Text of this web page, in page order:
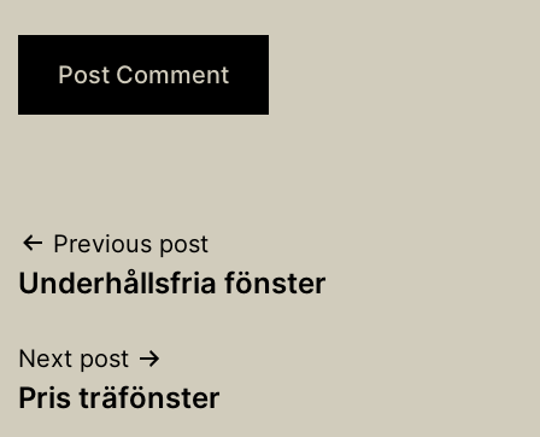
Post
navigation
Previous post
Underhållsfria fönster
Next post
Pris träfönster